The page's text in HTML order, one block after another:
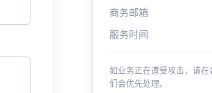
商务邮箱
服务时间
如业务正在遭受攻击，请
们会优先处理。